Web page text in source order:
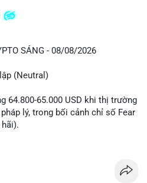
SÁNG - 08/08/2026
(Neutral)
64.800-65.000 USD khi thị trường
lý, trong bối cảnh chỉ số Fear
dịch cá voi BTC diễn ra dày
BTC (gần 4 triệu USD) lúc